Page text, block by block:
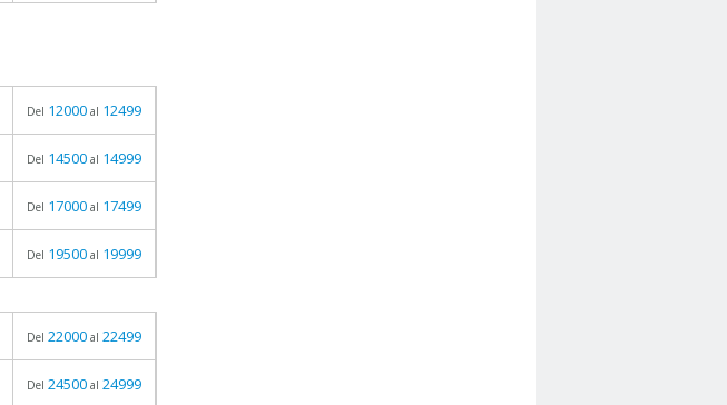
Del 12000 al 12499
Del 14500 al 14999
Del 17000 al 17499
Del 19500 al 19999
Del 22000 al 22499
Del 24500 al 24999